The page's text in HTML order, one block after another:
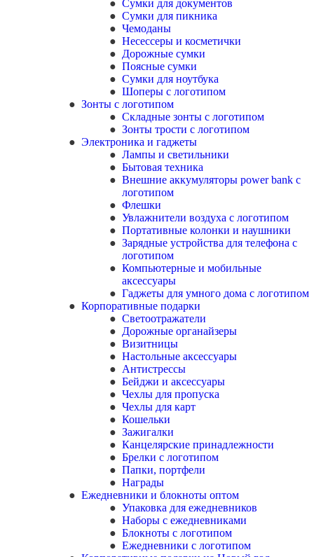
Сумки для документов
Сумки для пикника
Чемоданы
Несессеры и косметички
Дорожные сумки
Поясные сумки
Сумки для ноутбука
Шоперы с логотипом
Зонты с логотипом
Складные зонты с логотипом
Зонты трости с логотипом
Электроника и гаджеты
Лампы и светильники
Бытовая техника
Внешние аккумуляторы power bank с
логотипом
Флешки
Увлажнители воздуха с логотипом
Портативные колонки и наушники
Зарядные устройства для телефона с
логотипом
Компьютерные и мобильные
аксессуары
Гаджеты для умного дома с логотипом
Корпоративные подарки
Светоотражатели
Дорожные органайзеры
Визитницы
Настольные аксессуары
Антистрессы
Бейджи и аксессуары
Чехлы для пропуска
Чехлы для карт
Кошельки
Зажигалки
Канцелярские принадлежности
Брелки с логотипом
Папки, портфели
Награды
Ежедневники и блокноты оптом
Упаковка для ежедневников
Наборы с ежедневниками
Блокноты с логотипом
Ежедневники с логотипом